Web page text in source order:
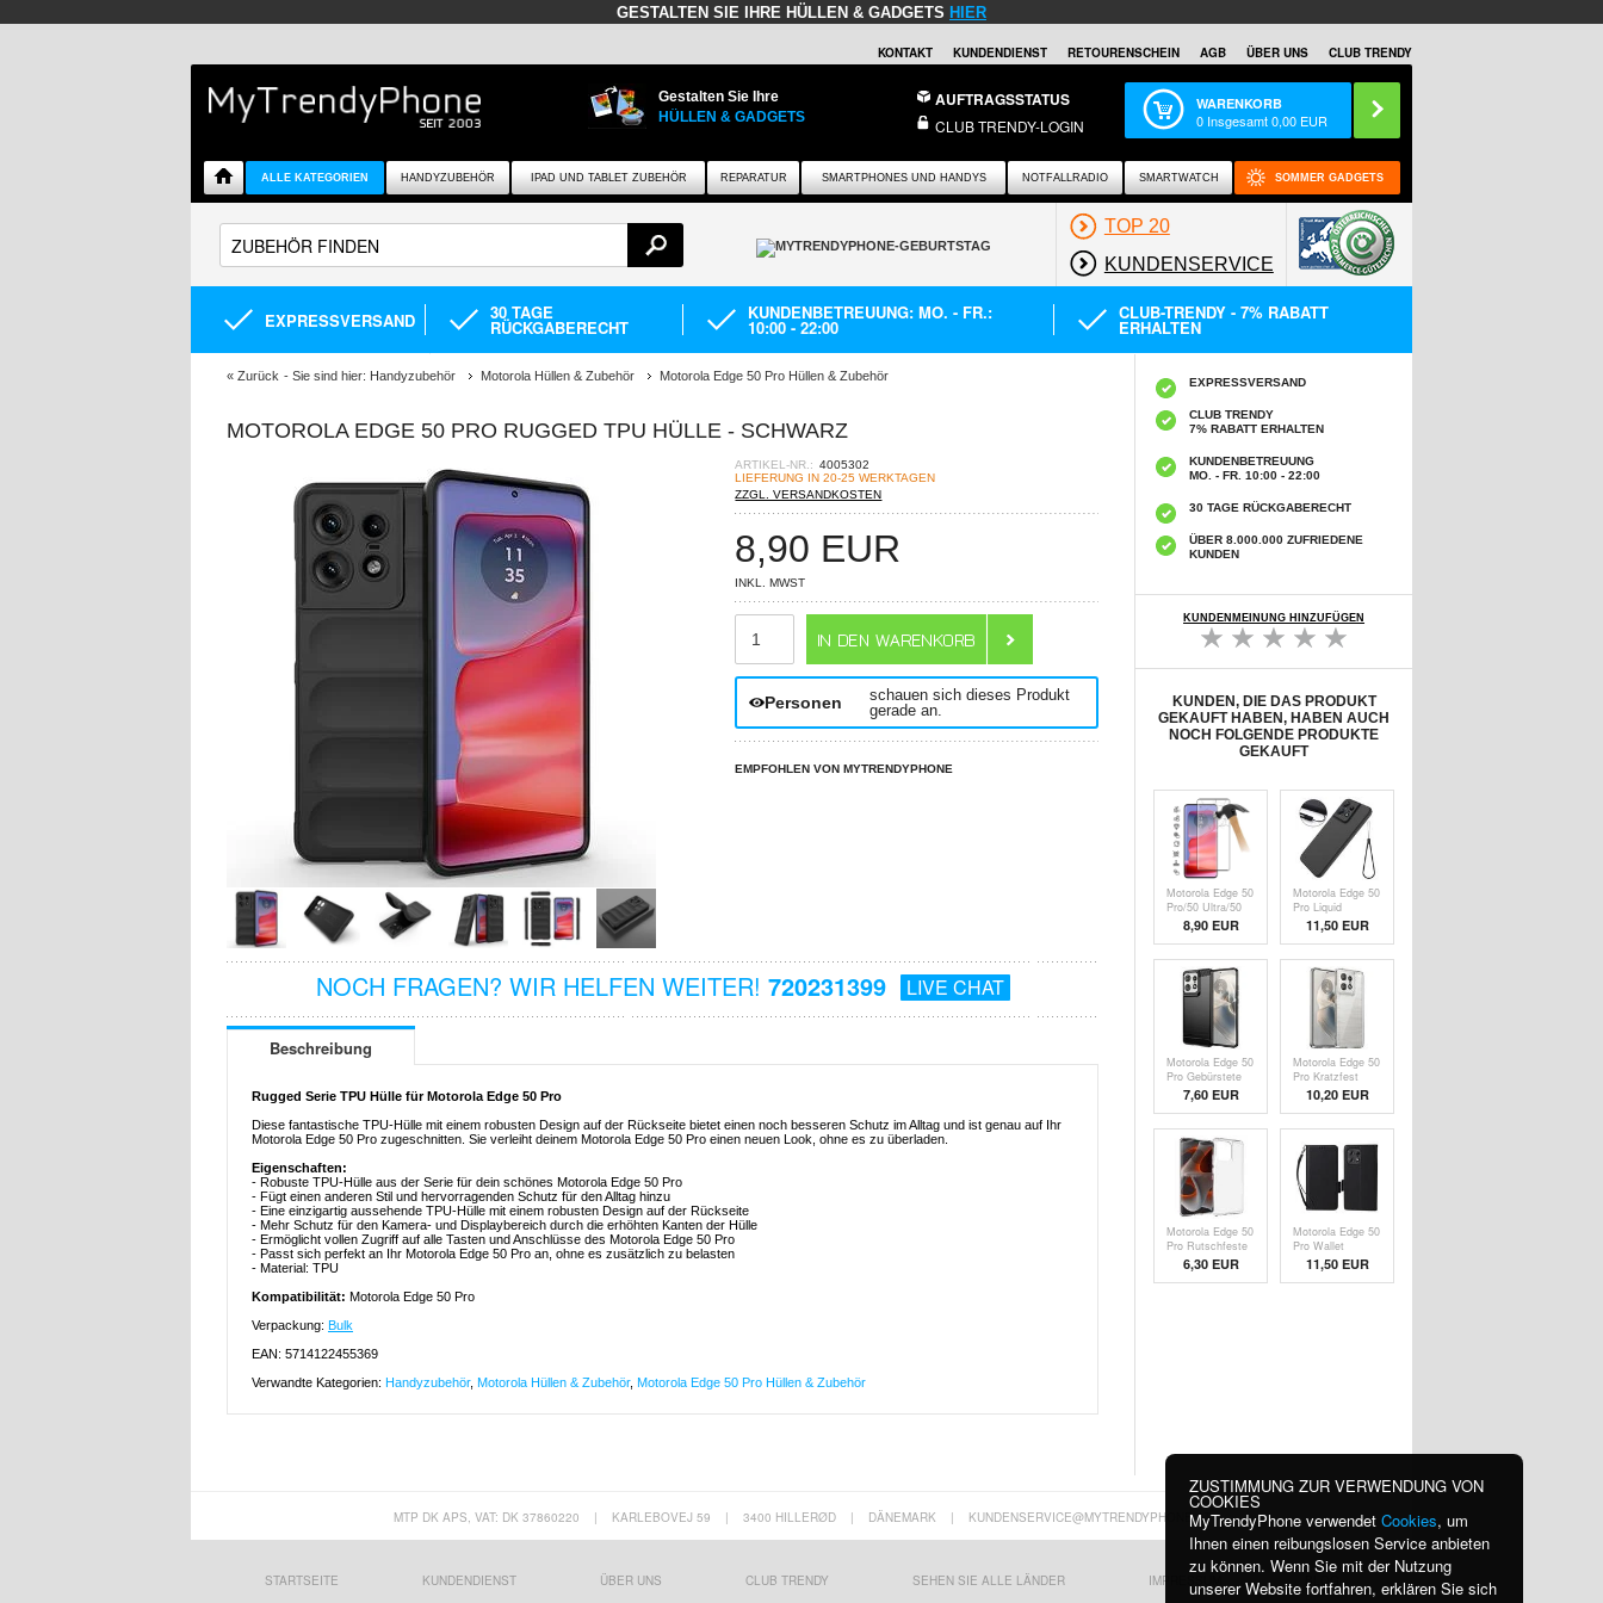
GESTALTEN SIE IHRE HÜLLEN & GADGETS HIER
KONTAKT KUNDENDIENST RETOURENSCHEIN AGB ÜBER UNS CLUB TRENDY
Gestalten Sie Ihre
HÜLLEN & GADGETS
AUFTRAGSSTATUS
CLUB TRENDY-LOGIN
WARENKORB
0 Insgesamt0,00 EUR
ALLE KATEGORIEN HANDYZUBEHÖR IPAD UND TABLET ZUBEHÖR REPARATUR SMARTPHONES UND HANDYS NOTFALLRADIO SMARTWATCH SOMMER GADGETS
TOP 20
KUNDENSERVICE
EXPRESSVERSAND 30 TAGE
RÜCKGABERECHT
KUNDENBETREUUNG: MO. - FR.:
10:00 - 22:00
CLUB-TRENDY - 7% RABATT
ERHALTEN
« Zurück - Sie sind hier: Handyzubehör Motorola Hüllen & Zubehör Motorola Edge 50 Pro Hüllen & Zubehör
MOTOROLA EDGE 50 PRO RUGGED TPU HÜLLE - SCHWARZ
ARTIKEL-NR.: 4005302
LIEFERUNG IN 20-25 WERKTAGEN
ZZGL. VERSANDKOSTEN
8,90 EUR
INKL. MWST
Personen
schauen sich dieses Produkt
gerade an.
EMPFOHLEN VON MYTRENDYPHONE
NOCH FRAGEN? WIR HELFEN WEITER! 720231399 LIVE CHAT
Beschreibung
Rugged Serie TPU Hülle für Motorola Edge 50 Pro
Diese fantastische TPU-Hülle mit einem robusten Design auf der Rückseite bietet einen noch besseren Schutz im Alltag und ist genau auf Ihr
Motorola Edge 50 Pro zugeschnitten. Sie verleiht deinem Motorola Edge 50 Pro einen neuen Look, ohne es zu überladen.
Eigenschaften:
- Robuste TPU-Hülle aus der Serie für dein schönes Motorola Edge 50 Pro
- Fügt einen anderen Stil und hervorragenden Schutz für den Alltag hinzu
- Eine einzigartig aussehende TPU-Hülle mit einem robusten Design auf der Rückseite
- Mehr Schutz für den Kamera- und Displaybereich durch die erhöhten Kanten der Hülle
- Ermöglicht vollen Zugriff auf alle Tasten und Anschlüsse des Motorola Edge 50 Pro
- Passt sich perfekt an Ihr Motorola Edge 50 Pro an, ohne es zusätzlich zu belasten
- Material: TPU
Kompatibilität: Motorola Edge 50 Pro
Verpackung: Bulk
EAN: 5714122455369
Verwandte Kategorien: Handyzubehör, Motorola Hüllen & Zubehör, Motorola Edge 50 Pro Hüllen & Zubehör
EXPRESSVERSAND
CLUB TRENDY
7% RABATT ERHALTEN
KUNDENBETREUUNG
MO. - FR. 10:00 - 22:00
30 TAGE RÜCKGABERECHT
ÜBER 8.000.000 ZUFRIEDENE
KUNDEN
KUNDENMEINUNG HINZUFÜGEN
KUNDEN, DIE DAS PRODUKT
GEKAUFT HABEN, HABEN AUCH
NOCH FOLGENDE PRODUKTE
GEKAUFT
Motorola Edge 50
Pro/50 Ultra/50
Fusion Full
Cover
Panzerglas - 9H -
Schwarz Rand
8,90 EUR
Motorola Edge 50
Pro Liquid
Silikonhülle -
Schwarz
11,50 EUR
Motorola Edge 50
Pro Gebürstete
TPU Hülle -
Karbonfaser -
Schwarz
7,60 EUR
Motorola Edge 50
Pro Kratzfest
Hybrid Hülle -
Durchsichtig
10,20 EUR
Motorola Edge 50
Pro Rutschfeste
TPU Hülle -
Durchsichtig
6,30 EUR
Motorola Edge 50
Pro Wallet
Schutzhülle mit
Magnetverschluss
- Schwarz
11,50 EUR
MTP DK APS, VAT: DK 37860220 | KARLEBOVEJ 59 | 3400 HILLERØD | DÄNEMARK | KUNDENSERVICE@MYTRENDYPHONE.AT
STARTSEITE KUNDENDIENST ÜBER UNS CLUB TRENDY SEHEN SIE ALLE LÄNDER IMPRESSUM BLOG
ZUSTIMMUNG ZUR VERWENDUNG VON
COOKIES
MyTrendyPhone verwendet Cookies, um
Ihnen einen reibungslosen Service anbieten
zu können. Wenn Sie mit der Nutzung
unserer Website fortfahren, erklären Sie sich